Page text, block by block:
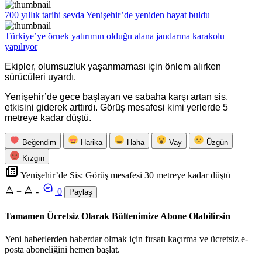
700 yıllık tarihi sevda Yenişehir’de yeniden hayat buldu
Türkiye’ye örnek yatırımın olduğu alana jandarma karakolu
yapılıyor
Ekipler, olumsuzluk yaşanmaması için önlem alırken
sürücüleri uyardı.
Yenişehir’de gece başlayan ve sabaha karşı artan sis,
etkisini giderek arttırdı. Görüş mesafesi kimi yerlerde 5
metreye kadar düştü.
Beğendim Harika Haha Vay
Üzgün
Kızgın
Yenişehir’de Sis: Görüş mesafesi 30 metreye kadar düştü
+
- 0 Paylaş
Tamamen Ücretsiz Olarak Bültenimize Abone Olabilirsin
Yeni haberlerden haberdar olmak için fırsatı kaçırma ve ücretsiz e-
posta aboneliğini hemen başlat.